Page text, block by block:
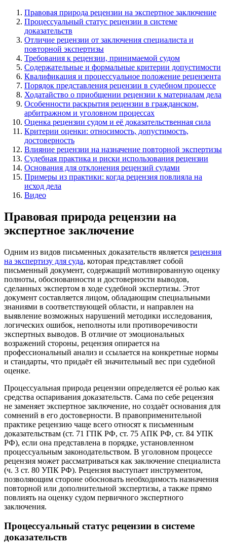
Правовая природа рецензии на экспертное заключение
Процессуальный статус рецензии в системе
доказательств
Отличие рецензии от заключения специалиста и
повторной экспертизы
Требования к рецензии, принимаемой судом
Содержательные и формальные критерии допустимости
Квалификация и процессуальное положение рецензента
Порядок представления рецензии в судебном процессе
Ходатайство о приобщении рецензии к материалам дела
Особенности раскрытия рецензии в гражданском,
арбитражном и уголовном процессах
Оценка рецензии судом и её доказательственная сила
Критерии оценки: относимость, допустимость,
достоверность
Влияние рецензии на назначение повторной экспертизы
Судебная практика и риски использования рецензии
Основания для отклонения рецензий судами
Примеры из практики: когда рецензия повлияла на
исход дела
Видео
Правовая природа рецензии на
экспертное заключение
Одним из видов письменных доказательств является рецензия
на экспертизу для суда, которая представляет собой
письменный документ, содержащий мотивированную оценку
полноты, обоснованности и достоверности выводов,
сделанных экспертом в ходе судебной экспертизы. Этот
документ составляется лицом, обладающим специальными
знаниями в соответствующей области, и направлен на
выявление возможных нарушений методики исследования,
логических ошибок, неполноты или противоречивости
экспертных выводов. В отличие от эмоциональных
возражений стороны, рецензия опирается на
профессиональный анализ и ссылается на конкретные нормы
и стандарты, что придаёт ей значительный вес при судебной
оценке.
Процессуальная природа рецензии определяется её ролью как
средства оспаривания доказательств. Сама по себе рецензия
не заменяет экспертное заключение, но создаёт основания для
сомнений в его достоверности. В правоприменительной
практике рецензию чаще всего относят к письменным
доказательствам (ст. 71 ГПК РФ, ст. 75 АПК РФ, ст. 84 УПК
РФ), если она представлена в порядке, установленном
процессуальным законодательством. В уголовном процессе
рецензия может рассматриваться как заключение специалиста
(ч. 3 ст. 80 УПК РФ). Рецензия выступает инструментом,
позволяющим стороне обосновать необходимость назначения
повторной или дополнительной экспертизы, а также прямо
повлиять на оценку судом первичного экспертного
заключения.
Процессуальный статус рецензии в системе
доказательств